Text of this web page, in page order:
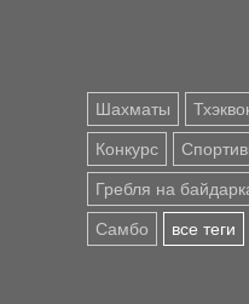
Шахматы
Конкурс
Гребля на
Самбо все теги